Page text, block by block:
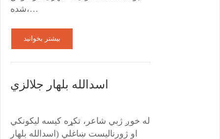
شده،…
بیشتر بخوانید
اسدالله بلهار جلالزي
له خوږ ژبي شاعر، تکړه کیسه لیکونکي
او ژورنالیست ښاغلي (اسدالله بلهار